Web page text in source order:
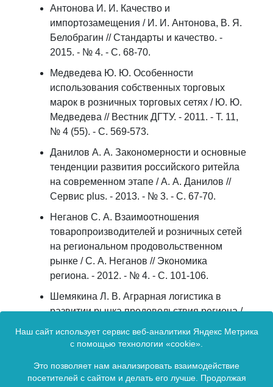
Антонова И. И. Качество и
импортозамещения / И. И. Антонова, В. Я.
Белобрагин // Стандарты и качество. -
2015. - № 4. - С. 68-70.
Медведева Ю. Ю. Особенности
использования собственных торговых
марок в розничных торговых сетях / Ю. Ю.
Медведева // Вестник ДГТУ. - 2011. - Т. 11,
№ 4 (55). - C. 569-573.
Данилов А. А. Закономерности и основные
тенденции развития российского ритейла
на современном этапе / А. А. Данилов //
Сервис plus. - 2013. - № 3. - С. 67-70.
Неганов С. А. Взаимоотношения
товаропроизводителей и розничных сетей
на региональном продовольственном
рынке / С. А. Неганов // Экономика
региона. - 2012. - № 4. - С. 101-106.
Шемякина Л. В. Аграрная логистика в
развитии рынка продовольствия региона /
логистических систем в современных
практ. конф., Иркутск, 21 нояб. 2014 г. -
Иркутск : Изд-во БГУЭП, 2015. - С. 155-158.
Наш сайт использует сервис веб-аналитики Яндекс Метрика
с помощью технологии «cookie».
Это позволяет нам анализировать взаимодействие
посетителей с сайтом и делать его лучше. Продолжая